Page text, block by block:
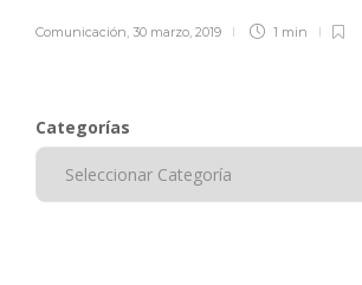
Comunicación 30 marzo, 2019 1 min
Categorías